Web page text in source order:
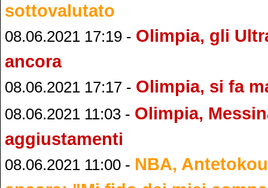
sottovalutato
08.06.2021 17:19 - Olimpia, gli
ancora
08.06.2021 17:17 - Olimpia, si fa
08.06.2021 11:03 - Olimpia,
aggiustamenti
08.06.2021 11:00 - NBA,